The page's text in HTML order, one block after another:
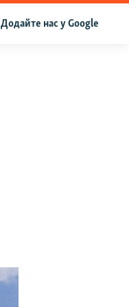
Додайте нас у Google